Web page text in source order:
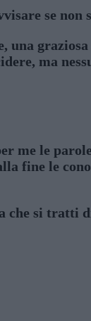
se non
una
ma
me le
fine le
che si tratti